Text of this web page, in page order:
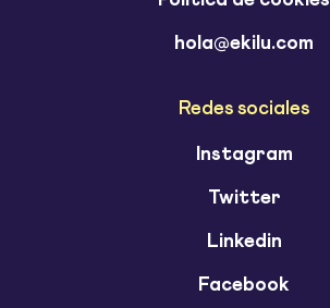
hola@ekilu.com
Redes sociales
Instagram
Twitter
Linkedin
Facebook